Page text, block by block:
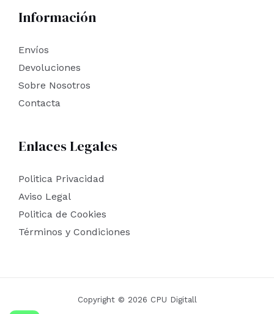
Información
Envíos
Devoluciones
Sobre Nosotros
Contacta
Enlaces Legales
Politica Privacidad
Aviso Legal
Politica de Cookies
Términos y Condiciones
Copyright © 2026 CPU Digitall